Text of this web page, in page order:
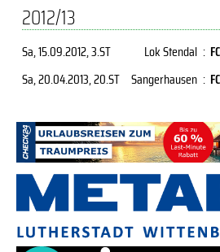
2012/13
Sa, 15.09.2012, 3.ST Lok Stendal :
Sa, 20.04.2013, 20.ST Sangerhausen :